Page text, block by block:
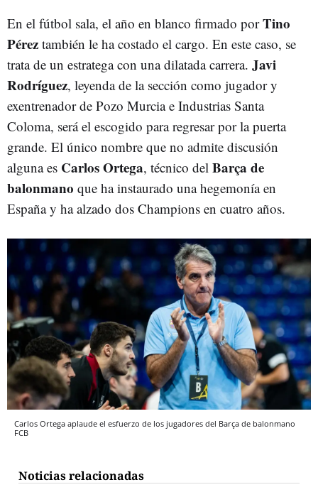
En el fútbol sala, el año en blanco firmado porTino
Pérez también le ha costado el cargo. En este caso, se
trata de un estratega con una dilatada carrera. Javi
Rodríguez, leyenda de la sección como jugador y
exentrenador de Pozo Murcia e Industrias Santa
Coloma, será el escogido para regresar por la puerta
grande. El único nombre que no admite discusión
alguna es Carlos Ortega, técnico del Barça de
balonmano que ha instaurado una hegemonía en
España y ha alzado dos Champions en cuatro años.
Carlos Ortega aplaude el esfuerzo de los jugadores del Barça de balonmano
FCB
Noticias relacionadas